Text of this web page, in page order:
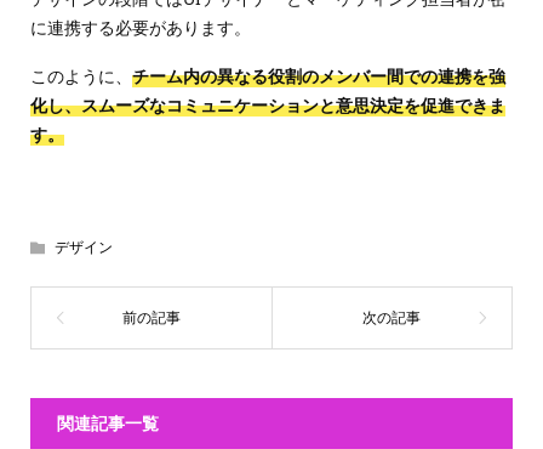
に連携する必要があります。
このように、 チーム内の異なる役割のメンバー間での連携を強
化し、スムーズなコミュニケーションと意思決定を促進できま
す。
デザイン
関連記事一覧